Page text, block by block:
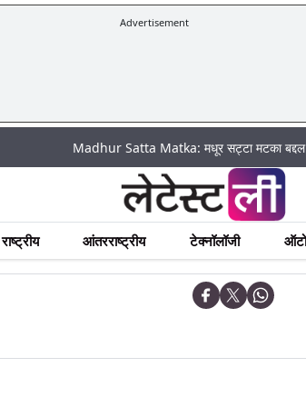
Advertisement
Madhur Satta Matka: मधूर सट्टा मटका बद्दल काही
राष्ट्रीय आंतरराष्ट्रीय टेक्नॉलॉजी ऑटो